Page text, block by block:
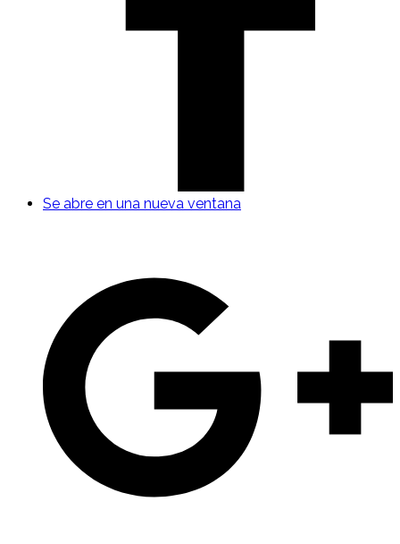
Se abre en una nueva ventana